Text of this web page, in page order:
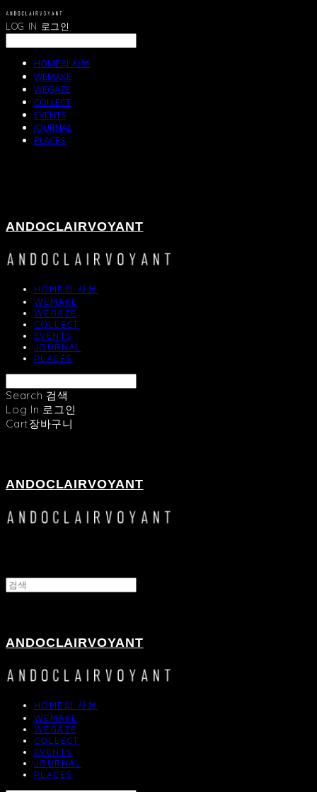
LOG IN 로그인
HOME의 사본
WEMAKE
WEGAZE
COLLECT
EVENTS
JOURNAL
PLACES
ANDOCLAIRVOYANT
HOME의 사본
WEMAKE
WEGAZE
COLLECT
EVENTS
JOURNAL
PLACES
Search 검색
Log In 로그인
Cart장바구니
ANDOCLAIRVOYANT
ANDOCLAIRVOYANT
HOME의 사본
WEMAKE
WEGAZE
COLLECT
EVENTS
JOURNAL
PLACES